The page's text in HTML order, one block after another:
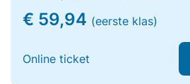
€ 59,94 (eerste klas)
Online ticket